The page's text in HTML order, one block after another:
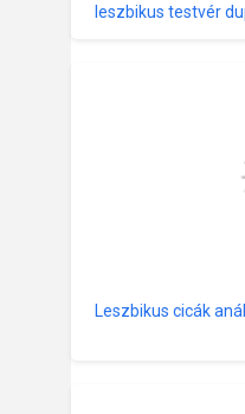
leszbikus testvér
Leszbikus cicák